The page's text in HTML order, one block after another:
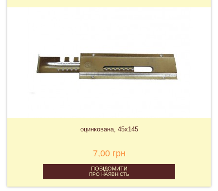
оцинкована, 45х145
7,00 грн
ПОВІДОМИТИ
ПРО НАЯВНІСТЬ